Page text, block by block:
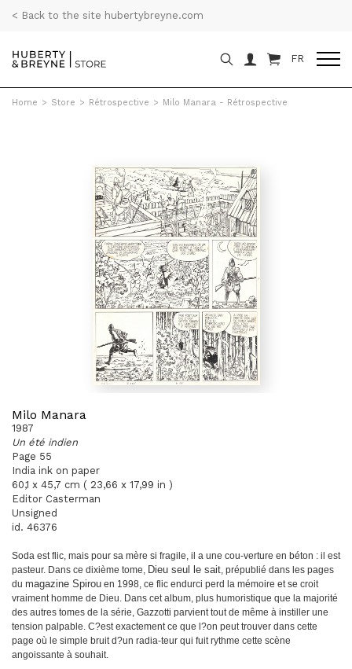
< Back to the site hubertybreyne.com
FR
Home > Store > Rétrospective > Milo Manara - Rétrospective
Milo Manara
1987
Un été indien
Page 55
India ink on paper
60,1 x 45,7 cm ( 23,66 x 17,99 in )
Editor Casterman
Unsigned
id. 46376
Soda est flic, mais pour sa mère si fragile, il a une cou-verture en béton : il est
pasteur. Dans ce dixième tome, Dieu seul le sait, prépublié dans les pages
du magazine Spirou en 1998, ce flic endurci perd la mémoire et se croit
vraiment homme de Dieu. Dans cet album, plus humoristique que la majorité
des autres tomes de la série, Gazzotti parvient tout de même à instiller une
tension palpable. C?est exactement ce que l?on peuttrouver dans cette
page où le simple bruit d?un radia-teur qui fuit rythme cette scène
angoissante à souhait.